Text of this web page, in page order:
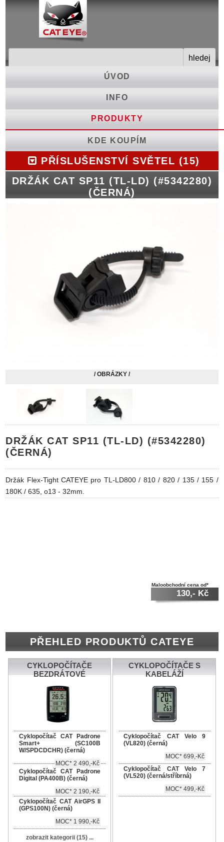
ÚVOD
INFO
PRODUKTY
KDE KOUPÍM
PŘÍSLUŠENSTVÍ SVĚTEL (15)
DRŽÁK CAT SP11 (TL-LD) (#5342280)
(ČERNÁ)
/ OBRÁZKY /
DRŽÁK CAT SP11 (TL-LD) (#5342280)
(ČERNÁ)
Držák Flex-Tight CATEYE pro TL-LD800 / 810 / 820 / 135 / 155 /
180K / 635, o13 - 32mm.
Maloobchodní cena od*
130,- Kč
PŘEHLED PRODUKTŮ CATEYE
CYKLOPOČÍTAČE
BEZDRÁTOVÉ
Cyklopočítač CAT Padrone
Smart+ (SC100B
W/SPDCDCHR) (černá)
MOC* 2 490,-Kč
Cyklopočítač CAT Padrone
Digital (PA400B) (černá)
MOC* 2 190,-Kč
Cyklopočítač CAT AirGPS II
(GPS100N) (černá)
MOC* 1 990,-Kč
zobrazit kategorii (15) ...
CYKLOPOČÍTAČE S
KABELÁŽÍ
Cyklopočítač CAT Velo 9
(VL820) (černá)
MOC* 699,-Kč
Cyklopočítač CAT Velo 7
(VL520) (černá/stříbrná)
MOC* 499,-Kč